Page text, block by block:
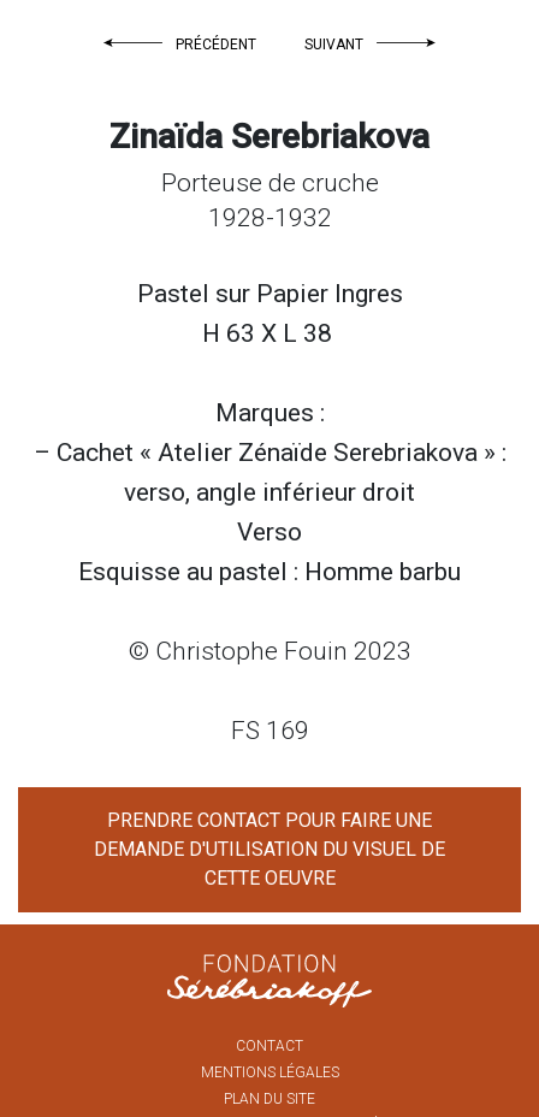
PRÉCÉDENT SUIVANT
Zinaïda Serebriakova
Porteuse de cruche
1928-1932
Pastel surPapier Ingres
H 63 X L 38
Marques :
– Cachet « Atelier Zénaïde Serebriakova » :
verso, angle inférieur droit
Verso
Esquisse au pastel : Homme barbu
© Christophe Fouin 2023
FS 169
PRENDRE CONTACT POUR FAIRE UNE
DEMANDE D'UTILISATION DU VISUEL DE
CETTE OEUVRE
CONTACT
MENTIONS LÉGALES
PLAN DU SITE